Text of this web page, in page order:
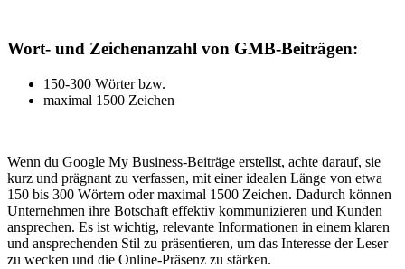
Wort- und Zeichenanzahl von GMB-Beiträgen:
150-300 Wörter bzw.
maximal 1500 Zeichen
Wenn du Google My Business-Beiträge erstellst, achte darauf, sie
kurz und prägnant zu verfassen, mit einer idealen Länge von etwa
150 bis 300 Wörtern oder maximal 1500 Zeichen. Dadurch können
Unternehmen ihre Botschaft effektiv kommunizieren und Kunden
ansprechen. Es ist wichtig, relevante Informationen in einem klaren
und ansprechenden Stil zu präsentieren, um das Interesse der Leser
zu wecken und die Online-Präsenz zu stärken.